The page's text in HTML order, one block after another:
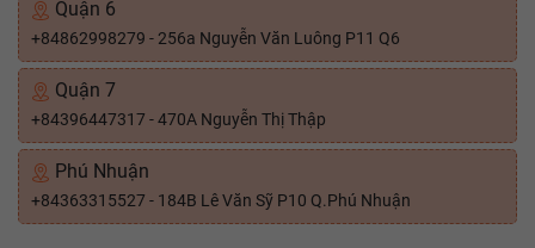
Quận 6
+84862998279 - 256a Nguyễn Văn Luông P11 Q6
Quận 7
+84396447317 - 470A Nguyễn Thị Thập
Phú Nhuận
+84363315527 - 184B Lê Văn Sỹ P10 Q.Phú Nhuận